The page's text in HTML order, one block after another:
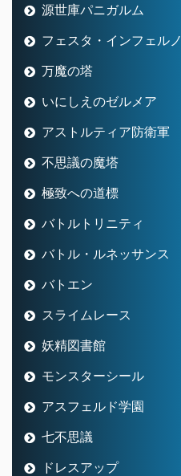
源世庫パニガルム
フェスタ・インフェルノ
万魔の塔
いにしえのゼルメア
アストルティア防衛軍
不思議の魔塔
極致への道標
バトルトリニティ
バトル・ルネッサンス
バトエン
スライムレース
妖精図書館
モンスターシール
アスフェルド学園
七不思議
ドレスアップ